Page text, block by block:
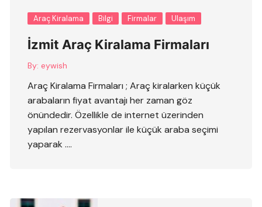
Araç Kiralama Bilgi Firmalar Ulaşım
İzmit Araç Kiralama Firmaları
By: eywish
Araç Kiralama Firmaları ; Araç kiralarken küçük
arabaların fiyat avantajı her zaman göz
önündedir. Özellikle de internet üzerinden
yapılan rezervasyonlar ile küçük araba seçimi
yaparak ….